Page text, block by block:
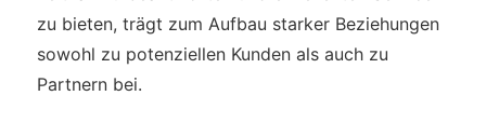
zu bieten, trägt zum Aufbau starker Beziehungen
sowohl zu potenziellen Kunden als auch zu
Partnern bei.